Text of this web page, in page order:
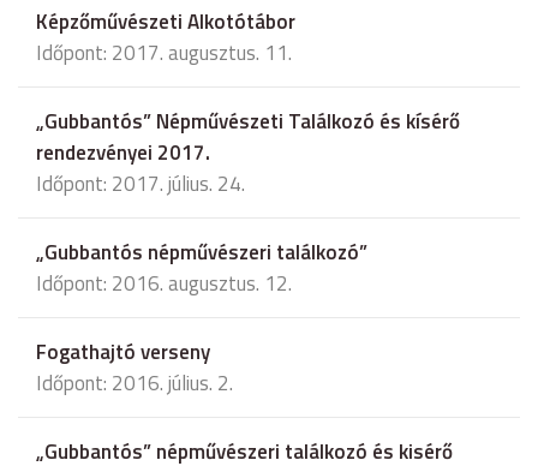
Képzőművészeti Alkotótábor
Időpont: 2017. augusztus. 11.
„Gubbantós” Népművészeti Találkozó és kísérő
rendezvényei 2017.
Időpont: 2017. július. 24.
„Gubbantós népművészeri találkozó”
Időpont: 2016. augusztus. 12.
Fogathajtó verseny
Időpont: 2016. július. 2.
„Gubbantós” népművészeri találkozó és kisérő